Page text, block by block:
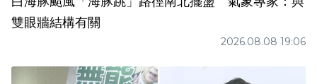
雙眼牆結構有關
2026.08.08 19:06